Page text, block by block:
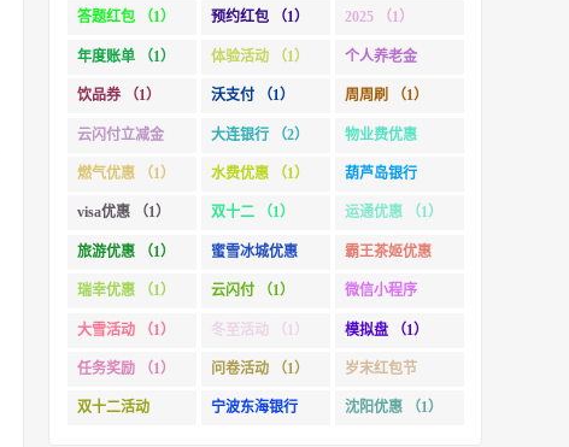
（1）
答题红包 （1） 预约红包 （1） 2025 （1）
年度账单 （1） 体验活动 （1） 个人养老金
（1）
饮品券 （1） 沃支付 （1） 周周刷 （1）
云闪付立减金
（1）
大连银行 （2） 物业费优惠
（1）
燃气优惠 （1） 水费优惠 （1） 葫芦岛银行
（1）
visa优惠 （1） 双十二 （1） 运通优惠 （1）
旅游优惠 （1） 蜜雪冰城优惠
（1）
霸王茶姬优惠
（1）
瑞幸优惠 （1） 云闪付 （1） 微信小程序
（1）
大雪活动 （1） 冬至活动 （1） 模拟盘 （1）
任务奖励 （1） 问卷活动 （1） 岁末红包节
（1）
双十二活动 宁波东海银行 沈阳优惠 （1）